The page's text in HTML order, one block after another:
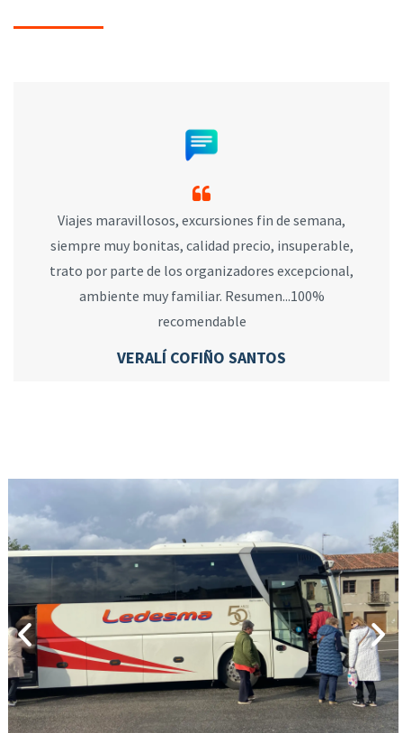
Viajes maravillosos, excursiones fin de semana,
siempre muy bonitas, calidad precio, insuperable,
trato por parte de los organizadores excepcional,
ambiente muy familiar. Resumen...100%
recomendable
VERALÍ COFIÑO SANTOS